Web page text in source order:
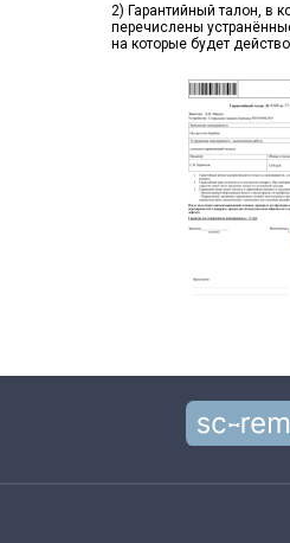
2) Гарантийный талон, в
перечислены
на которые будет